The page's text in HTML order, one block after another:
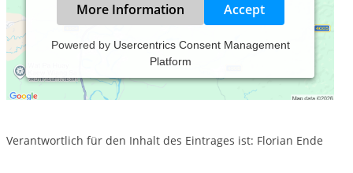
More Information Accept
Powered by Usercentrics Consent Management
Platform
Praxiszeiten:
Sonntag, 08:00 bis 20:00 Uhr
Verantwortlich für den Inhalt des Eintrages ist: Florian Ende